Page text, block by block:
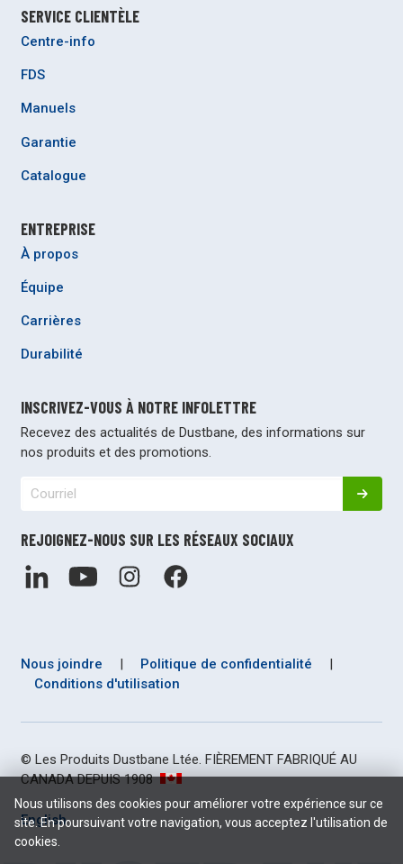
SERVICE CLIENTÈLE
Centre-info
FDS
Manuels
Garantie
Catalogue
ENTREPRISE
À propos
Équipe
Carrières
Durabilité
INSCRIVEZ-VOUS À NOTRE INFOLETTRE
Recevez des actualités de Dustbane, des informations sur
nos produits et des promotions.
REJOIGNEZ-NOUS SUR LES RÉSEAUX SOCIAUX
Nous joindre | Politique de confidentialité
|
Conditions d'utilisation
© Les Produits Dustbane Ltée. FIÈREMENT FABRIQUÉ AU
CANADA DEPUIS 1908
English
Nous utilisons des cookies pour améliorer votre expérience sur ce
site. En poursuivant votre navigation, vous acceptez l'utilisation de
cookies.